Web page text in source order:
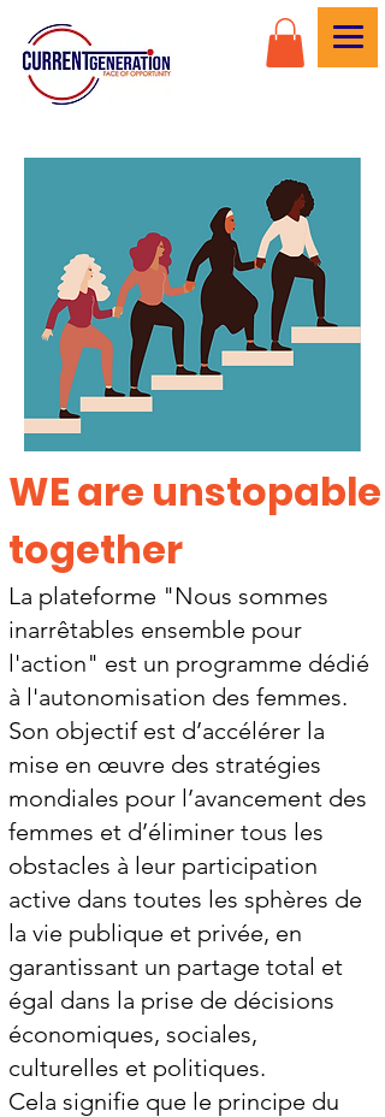
WE are unstopable
together
La plateforme "Nous sommes
inarrêtables ensemble pour
l'action" est un programme dédié
à l'autonomisation des femmes.
Son objectif est d’accélérer la
mise en œuvre des stratégies
mondiales pour l’avancement des
femmes et d’éliminer tous les
obstacles à leur participation
active dans toutes les sphères de
la vie publique et privée, en
garantissant un partage total et
égal dans la prise de décisions
économiques, sociales,
culturelles et politiques.
Cela signifie que le principe du